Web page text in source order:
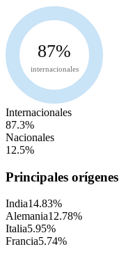
87%
internacionales
Internacionales
87.3%
Nacionales
12.5%
Principales orígenes
India14.83%
Alemania12.78%
Italia5.95%
Francia5.74%